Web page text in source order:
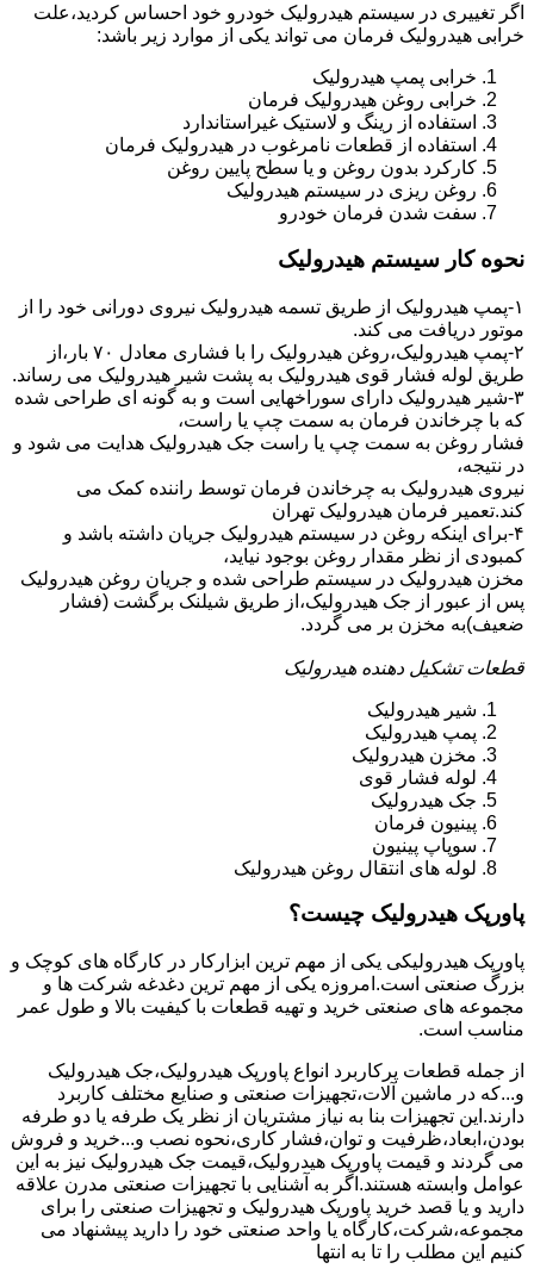
اگر تغییری در سیستم هیدرولیک خودرو خود احساس کردید،علت
خرابی هیدرولیک فرمان می تواند یکی از موارد زیر باشد:
خرابی پمپ هیدرولیک
خرابی روغن هیدرولیک فرمان
استفاده از رینگ و لاستیک غیراستاندارد
استفاده از قطعات نامرغوب در هیدرولیک فرمان
کارکرد بدون روغن و یا سطح پایین روغن
روغن ریزی در سیستم هیدرولیک
سفت شدن فرمان خودرو
نحوه کار سیستم هیدرولیک
۱-پمپ هیدرولیک از طریق تسمه هیدرولیک نیروی دورانی خود را از
موتور دریافت می کند.
۲-پمپ هیدرولیک،روغن هیدرولیک را با فشاری معادل ۷۰ بار،از
طریق لوله فشار قوی هیدرولیک به پشت شیر هیدرولیک می رساند.
۳-شیر هیدرولیک دارای سوراخهایی است و به گونه ای طراحی شده
که با چرخاندن فرمان به سمت چپ یا راست،
فشار روغن به سمت چپ یا راست جک هیدرولیک هدایت می شود و
در نتیجه،
نیروی هیدرولیک به چرخاندن فرمان توسط راننده کمک می
کند.تعمیر فرمان هیدرولیک تهران
۴-برای اینکه روغن در سیستم هیدرولیک جریان داشته باشد و
کمبودی از نظر مقدار روغن بوجود نیاید،
مخزن هیدرولیک در سیستم طراحی شده و جریان روغن هیدرولیک
پس از عبور از جک هیدرولیک،از طریق شیلنک برگشت (فشار
ضعیف)به مخزن بر می گردد.
قطعات تشکیل دهنده هیدرولیک
شیر هیدرولیک
پمپ هیدرولیک
مخزن هیدرولیک
لوله فشار قوی
جک هیدرولیک
پینیون فرمان
سوپاپ پینیون
لوله های انتقال روغن هیدرولیک
پاورپک هیدرولیک چیست؟
پاورپک هیدرولیکی یکی از مهم ترین ابزارکار در کارگاه های کوچک و
بزرگ صنعتی است.امروزه یکی از مهم ترین دغدغه شرکت ها و
مجموعه های صنعتی خرید و تهیه قطعات با کیفیت بالا و طول عمر
مناسب است.
از جمله قطعات پرکاربرد انواع پاورپک هیدرولیک،جک هیدرولیک
و...که در ماشین آلات،تجهیزات صنعتی و صنایع مختلف کاربرد
دارند.این تجهیزات بنا به نیاز مشتریان از نظر یک طرفه یا دو طرفه
بودن،ابعاد،ظرفیت و توان،فشار کاری،نحوه نصب و...خرید و فروش
می گردند و قیمت پاورپک هیدرولیک،قیمت جک هیدرولیک نیز به این
عوامل وابسته هستند.اگر به آشنایی با تجهیزات صنعتی مدرن علاقه
دارید و یا قصد خرید پاورپک هیدرولیک و تجهیزات صنعتی را برای
مجموعه،شرکت،کارگاه یا واحد صنعتی خود را دارید پیشنهاد می
کنیم این مطلب را تا به انتها